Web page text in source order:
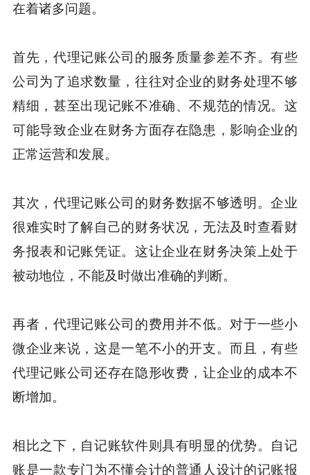
在着诸多问题。
首先，代理记账公司的服务质量参差不齐。有些
公司为了追求数量，往往对企业的财务处理不够
精细，甚至出现记账不准确、不规范的情况。这
可能导致企业在财务方面存在隐患，影响企业的
正常运营和发展。
其次，代理记账公司的财务数据不够透明。企业
很难实时了解自己的财务状况，无法及时查看财
务报表和记账凭证。这让企业在财务决策上处于
被动地位，不能及时做出准确的判断。
再者，代理记账公司的费用并不低。对于一些小
微企业来说，这是一笔不小的开支。而且，有些
代理记账公司还存在隐形收费，让企业的成本不
断增加。
相比之下，自记账软件则具有明显的优势。自记
账是一款专门为不懂会计的普通人设计的记账报